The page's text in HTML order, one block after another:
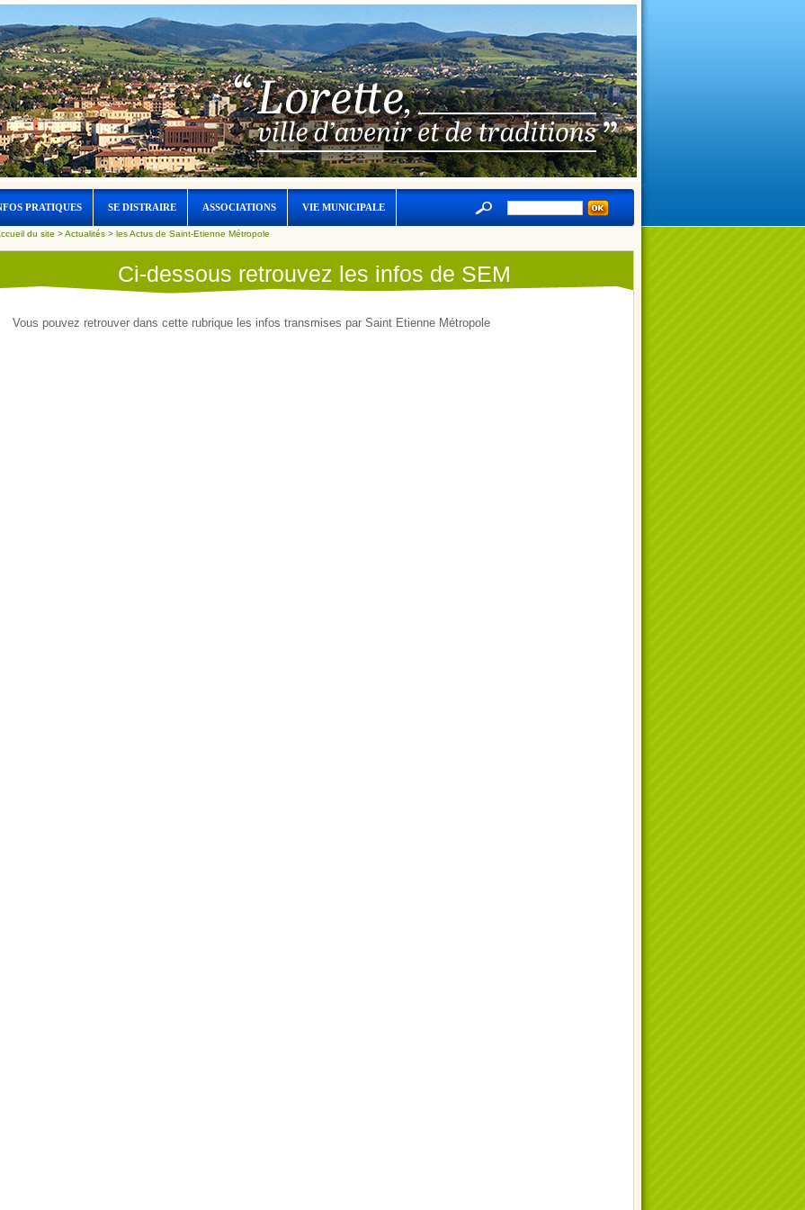
PRATIQUES SE DISTRAIRE ASSOCIATIONS VIE MUNICIPALE
du site >Actualités > les Actus de Saint-Etienne Métropole
Ci-dessous retrouvez les infos de SEM
Vous pouvez retrouver dans cette rubrique les infos transmises par Saint Etienne Métropole